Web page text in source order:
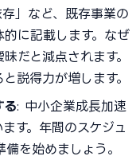
」など、既存事業の
に記載します。なぜ
だと減点されます。
説得力が増します。
る: 中小企業成長加速
す。年間のスケジュ
を始めましょう。